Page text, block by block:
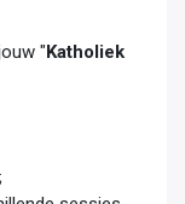
"Katholiek